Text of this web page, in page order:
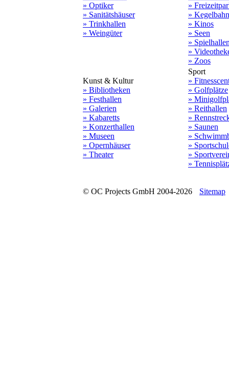
» Optiker
» Sanitätshäuser
» Trinkhallen
» Weingüter
»
»
» Kinos
» Seen
»
»
» Zoos
Kunst & Kultur
» Bibliotheken
» Festhallen
» Galerien
» Kabaretts
» Konzerthallen
» Museen
» Opernhäuser
» Theater
Sport
»
» Golfplätze
»
» Reithallen
»
» Saunen
»
»
»
»
© OC Projects GmbH 2004-2026 Sitemap